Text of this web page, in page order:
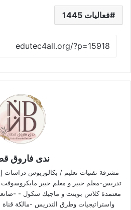
فعاليات 1445
ندى فاروق
مشرفة تقنيات تعليم / بكالوريوس دراسات
تدريس-معلم خبير و معلم خبير مايكروسوفت
معتمدة كلاس بوينت و ماجيك سكول - -صانعة
واستراتيجيات وطرق التدريس -مالكة قناة